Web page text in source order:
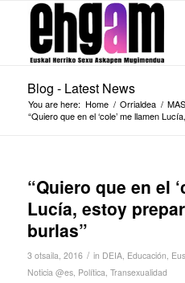
Blog - Latest News
You are here: Home / Orrialdea /
“Quiero que en el ‘cole’ me llamen
“Quiero que en el
Lucía, estoy
burlas”
3 otsaila, 2016 / in DEIA, Educación,
Noticia @es, Política, Transexualidad